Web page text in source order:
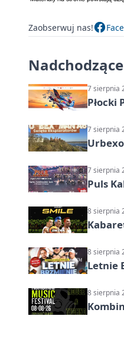
Zaobserwuj nas!
7 sierpnia
Płocki
7 sierpnia
7 sierpnia
Puls
8 sierpnia
8 sierpnia
Letnie
8 sierpnia